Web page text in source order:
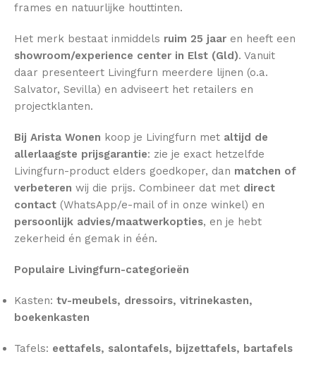
frames en natuurlijke houttinten.
Het merk bestaat inmiddels ruim 25 jaar en heeft een
showroom/experience center in Elst (Gld). Vanuit
daar presenteert Livingfurn meerdere lijnen (o.a.
Salvator, Sevilla) en adviseert het retailers en
projectklanten.
Bij Arista Wonen koop je Livingfurn met altijd de
allerlaagste prijsgarantie: zie je exact hetzelfde
Livingfurn-product elders goedkoper, dan matchen of
verbeteren wij die prijs. Combineer dat met direct
contact (WhatsApp/e-mail of in onze winkel) en
persoonlijk advies/maatwerkopties, en je hebt
zekerheid én gemak in één.
Populaire Livingfurn-categorieën
Kasten: tv-meubels, dressoirs, vitrinekasten,
boekenkasten
Tafels: eettafels, salontafels, bijzettafels, bartafels